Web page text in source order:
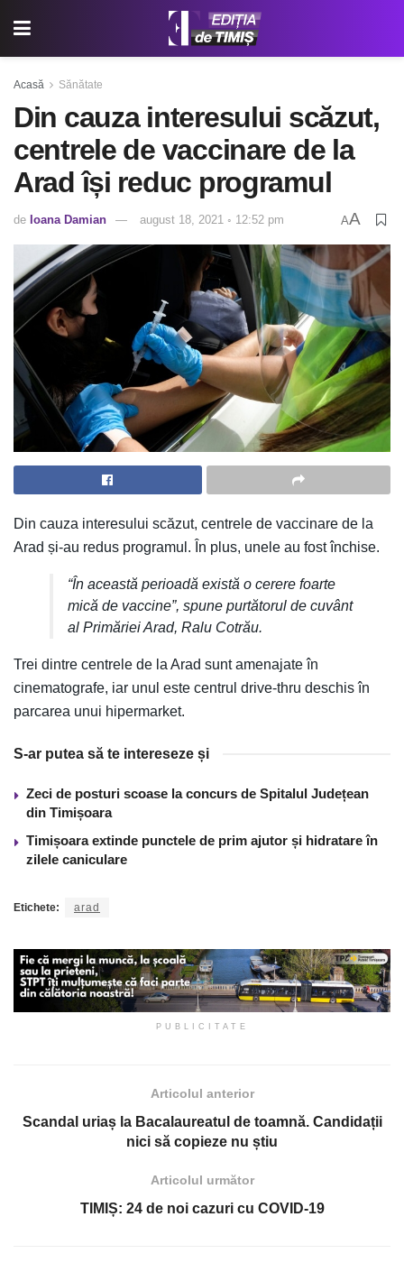
Acasă Sănătate
Din cauza interesului scăzut,
centrele de vaccinare de la
Arad își reduc programul
de Ioana Damian august 18, 2021 ◦ 12:52 pm AA
Din cauza interesului scăzut, centrele de vaccinare de la
Arad și-au redus programul. În plus, unele au fost închise.
“În această perioadă există o cerere foarte
mică de vaccine”, spune purtătorul de cuvânt
al Primăriei Arad, Ralu Cotrău.
Trei dintre centrele de la Arad sunt amenajate în
cinematografe, iar unul este centrul drive-thru deschis în
parcarea unui hipermarket.
S-ar putea să te intereseze și
Zeci de posturi scoase la concurs de Spitalul Județean
din Timișoara
Timișoara extinde punctele de prim ajutor și hidratare în
zilele caniculare
Etichete: arad
PUBLICITATE
Articolul anterior
Scandal uriaș la Bacalaureatul de toamnă. Candidații
nici să copieze nu știu
Articolul următor
TIMIȘ: 24 de noi cazuri cu COVID-19